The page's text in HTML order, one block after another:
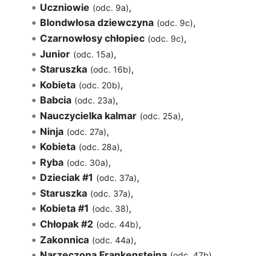
Uczniowie (odc. 9a),
Blondwłosa dziewczyna (odc. 9c),
Czarnowłosy chłopiec (odc. 9c),
Junior (odc. 15a),
Staruszka (odc. 16b),
Kobieta (odc. 20b),
Babcia (odc. 23a),
Nauczycielka kalmar (odc. 25a),
Ninja (odc. 27a),
Kobieta (odc. 28a),
Ryba (odc. 30a),
Dzieciak #1 (odc. 37a),
Staruszka (odc. 37a),
Kobieta #1 (odc. 38),
Chłopak #2 (odc. 44b),
Zakonnica (odc. 44a),